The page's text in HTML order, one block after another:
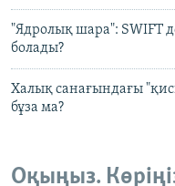
"Ядролық шара": SWIFT
болады?
Халық санағындағы
бұза ма?
Оқыңыз.